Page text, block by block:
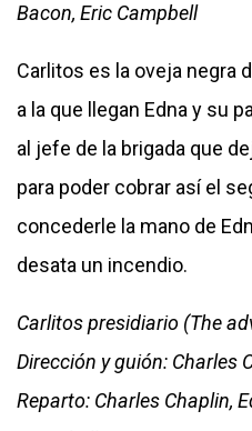
Bacon, Eric Campbell
Carlitos es la oveja negra
a la que llegan Edna y su
al jefe de la brigada que
para poder cobrar así el
concederle la mano de
desata un incendio.
Carlitos presidiario (The
Dirección y guión: Charles
Reparto: Charles Chaplin,